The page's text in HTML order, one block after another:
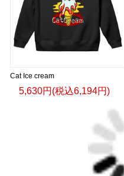
Cat Ice cream
5,630円(税込6,194円)